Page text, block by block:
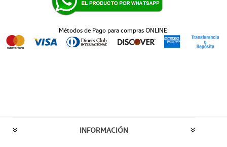
Métodos de Pago para compras ONLINE:
INFORMACIÓN